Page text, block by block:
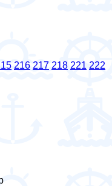
216 217 218 221 222